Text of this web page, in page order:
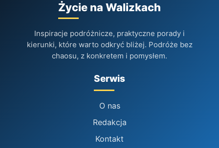
Życie na Walizkach
Inspiracje podróżnicze, praktyczne porady i
kierunki, które warto odkryć bliżej. Podróże bez
chaosu, z konkretem i pomysłem.
Serwis
O nas
Redakcja
Kontakt